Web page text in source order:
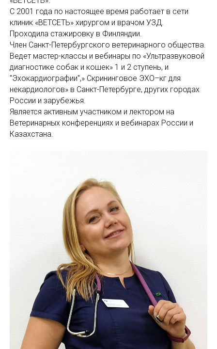
С 2001 года по настоящее время работает в сети
клиник «ВЕТСЕТЬ» хирургом и врачом УЗД.
Проходила стажировку в Финляндии.
Член Санкт-Петербургского ветеринарного общества.
Ведет мастер-классы и вебинары по «Ультразвуковой
диагностике собак и кошек» 1 и 2 ступень, и
"Эхокардиографии",» Скрининговое ЭХО–кг для
некардиологов» в Санкт-Петербурге, других городах
России и зарубежья.
Является активным участником и лектором на
Ветеринарных конференциях и вебинарах России и
Казахстана.